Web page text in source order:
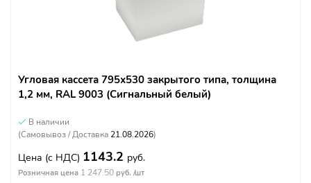
Угловая кассета 795х530 закрытого типа, толщина
1,2 мм, RAL 9003 (Сигнальный белый)
В наличии
(Самовывоз / Доставка 21.08.2026)
Цена (с НДС) 1143.2 руб.
Розничная цена 1 247.50 руб. /шт